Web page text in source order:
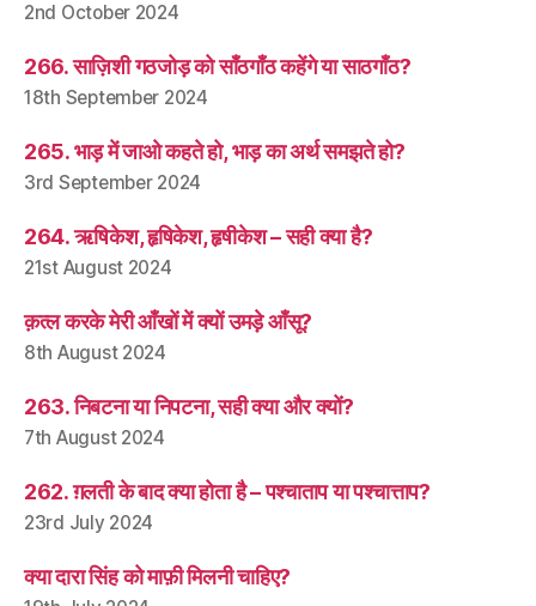
2nd October 2024
266. साज़िशी गठजोड़ को साँठगाँठ कहेंगे या साठगाँठ?
18th September 2024
265. भाड़ में जाओ कहते हो, भाड़ का अर्थ समझते हो?
3rd September 2024
264. ऋषिकेश, हृषिकेश, हृषीकेश – सही क्या है?
21st August 2024
क़त्ल करके मेरी आँखों में क्यों उमड़े आँसू?
8th August 2024
263. निबटना या निपटना, सही क्या और क्यों?
7th August 2024
262. ग़लती के बाद क्या होता है – पश्चाताप या पश्चात्ताप?
23rd July 2024
क्या दारा सिंह को माफ़ी मिलनी चाहिए?